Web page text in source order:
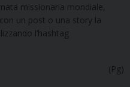
missionaria mondiale,
un post o una story la
l’hashtag
(Pg)